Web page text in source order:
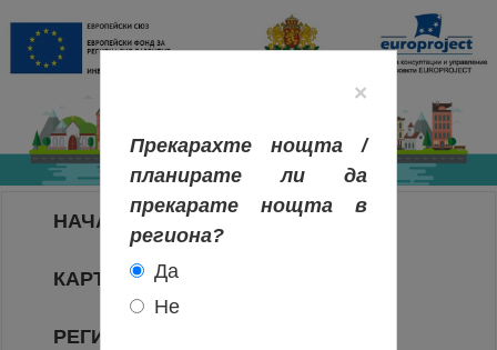
НАЧАЛО
КАРТА НА РЕГИОНИТЕ
РЕГИОНИ
×
Прекарахте нощта /
планирате ли да
прекарате нощта в
региона?
Да
Не